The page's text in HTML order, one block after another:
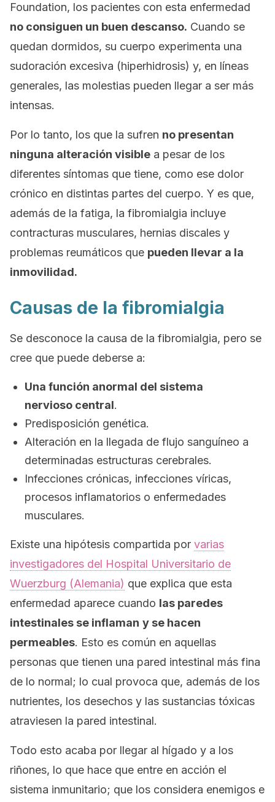
Foundation, los pacientes con esta enfermedad
no consiguen un buen descanso. Cuando se
quedan dormidos, su cuerpo experimenta una
sudoración excesiva (hiperhidrosis) y, en líneas
generales, las molestias pueden llegar a ser más
intensas.
Por lo tanto, los que la sufren no presentan
ninguna alteración visible a pesar de los
diferentes síntomas que tiene, como ese dolor
crónico en distintas partes del cuerpo. Y es que,
además de la fatiga, la fibromialgia incluye
contracturas musculares, hernias discales y
problemas reumáticos que pueden llevar a la
inmovilidad.
Causas de la fibromialgia
Se desconoce la causa de la fibromialgia, pero se
cree que puede deberse a:
Una función anormal del sistema
nervioso central.
Predisposición genética.
Alteración en la llegada de flujo sanguíneo a
determinadas estructuras cerebrales.
Infecciones crónicas, infecciones víricas,
procesos inflamatorios o enfermedades
musculares.
Existe una hipótesis compartida por varias
investigadores del Hospital Universitario de
Wuerzburg (Alemania) que explica que esta
enfermedad aparece cuando las paredes
intestinales se inflaman y se hacen
permeables. Esto es común en aquellas
personas que tienen una pared intestinal más fina
de lo normal; lo cual provoca que, además de los
nutrientes, los desechos y las sustancias tóxicas
atraviesen la pared intestinal.
Todo esto acaba por llegar al hígado y a los
riñones, lo que hace que entre en acción el
sistema inmunitario; que los considera enemigos e